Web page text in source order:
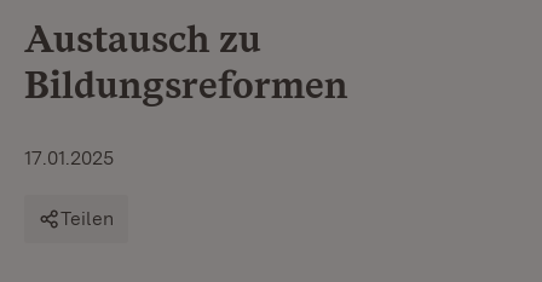
Austausch zu
Bildungsreformen
17.01.2025
Teilen